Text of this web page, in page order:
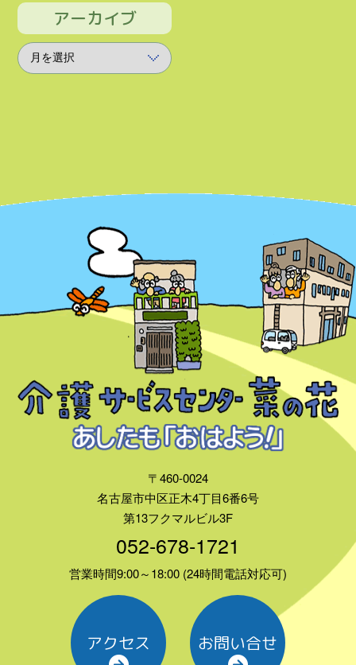
アーカイブ
〒460-0024
名古屋市中区正木4丁目6番6号
第13フクマルビル3F
052-678-1721
営業時間9:00～18:00 (24時間電話対応可)
アクセス お問い合せ